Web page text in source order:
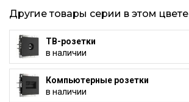
Другие товары серии в этом цвете
ТВ-розетки
в наличии
Компьютерные розетки
в наличии